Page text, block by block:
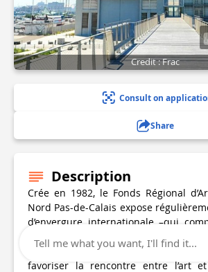
Credit : Frac
Consult on
Share
Description
Crée en 1982, le Fonds Régional
Nord Pas-de-Calais expose
d’envergure internationale –qui
œuvres contemporaines et
territoire régional, en France et à
favoriser la rencontre entre l’art
Tell me what you want, I'll find it...